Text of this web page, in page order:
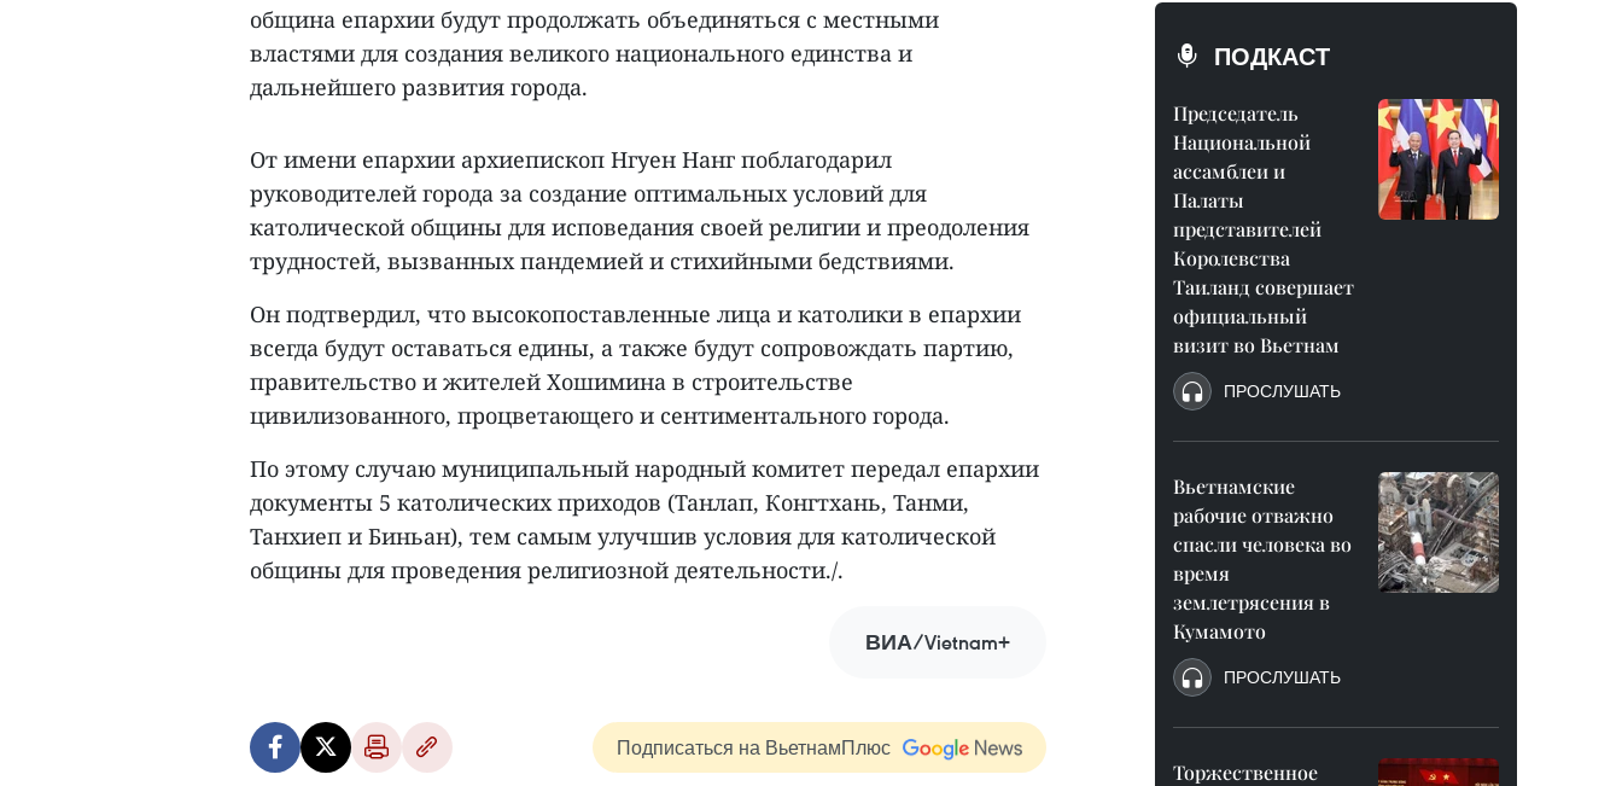
община епархии будут продолжать объединяться с местными
властями для создания великого национального единства и
дальнейшего развития города.
От имени епархии архиепископ Нгуен Нанг поблагодарил
руководителей города за создание оптимальных условий для
католической общины для исповедания своей религии и преодоления
трудностей, вызванных пандемией и стихийными бедствиями.
Он подтвердил, что высокопоставленные лица и католики в епархии
всегда будут оставаться едины, а также будут сопровождать партию,
правительство и жителей Хошимина в строительстве
цивилизованного, процветающего и сентиментального города.
По этому случаю муниципальный народный комитет передал епархии
документы 5 католических приходов (Танлап, Конгтхань, Танми,
Танхиеп и Биньан), тем самым улучшив условия для католической
общины для проведения религиозной деятельности./.
ВИА/Vietnam+
Подписаться на ВьетнамПлюс
ПОДКАСТ
Председатель
Национальной
ассамблеи и
Палаты
представителей
Королевства
Таиланд совершает
официальный
визит во Вьетнам
ПРОСЛУШАТЬ
Вьетнамские
рабочие отважно
спасли человека во
время
землетрясения в
Кумамото
ПРОСЛУШАТЬ
Торжественное